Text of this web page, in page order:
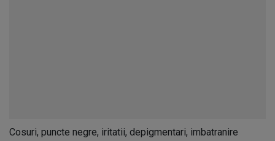
Cosuri, puncte negre, iritatii, depigmentari, imbatranire